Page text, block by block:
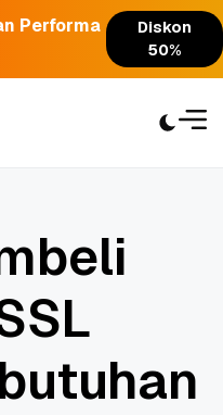
Performa
Diskon
50%